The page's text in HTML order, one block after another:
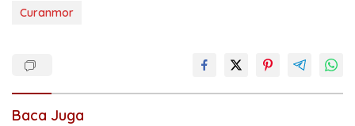
Curanmor
Baca Juga